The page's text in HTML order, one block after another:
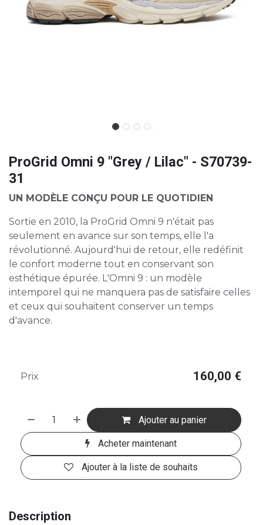
ProGrid Omni 9 "Grey / Lilac" - S70739-
31
UN MODÈLE CONÇU POUR LE QUOTIDIEN
Sortie en 2010, la ProGrid Omni 9 n'était pas
seulement en avance sur son temps, elle l'a
révolutionné. Aujourd'hui de retour, elle redéfinit
le confort moderne tout en conservant son
esthétique épurée. L'Omni 9 : un modèle
intemporel qui ne manquera pas de satisfaire celles
et ceux qui souhaitent conserver un temps
d'avance.
Ajouter au panier
Acheter maintenant
Ajouter à la liste de souhaits
Prix 160,00 €
Description